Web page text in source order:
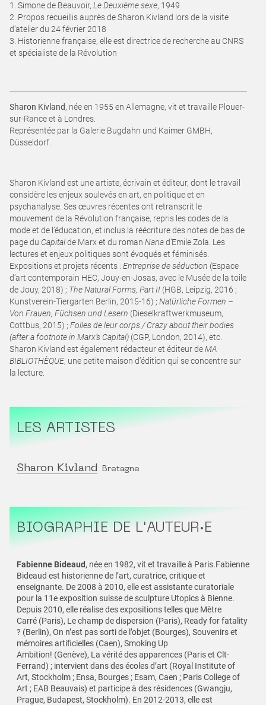
1. Simone de Beauvoir, Le Deuxième sexe, 1949
2. Propos recueillis auprès de Sharon Kivland lors de la visite
d’atelier du 24 février 2018
3. Historienne française, elle est directrice de recherche au CNRS
et spécialiste de la Révolution
Sharon Kivland, née en 1955 en Allemagne, vit et travaille Plouer-
sur-Rance et à Londres.
Représentée par la Galerie Bugdahn und Kaimer GMBH,
Düsseldorf.
Sharon Kivland est une artiste, écrivain et éditeur, dont le travail
considère les enjeux soulevés en art, en politique et en
psychanalyse. Ses œuvres récentes ont retranscrit le
mouvement de la Révolution française, repris les codes de la
mode et de l’éducation, et inclus la réécriture des notes de bas de
page du Capitalde Marx et du roman Nanad’Emile Zola. Les
lectures et enjeux politiques sont évoqués et féminisés.
Expositions et projets récents : Entreprise de séduction (Espace
d’art contemporain HEC, Jouy-en-Josas, avec le Musée de la toile
de Jouy, 2018) ; The Natural Forms, Part II (HGB, Leipzig, 2016 ;
Kunstverein-Tiergarten Berlin, 2015-16) ; Natürliche Formen –
Von Frauen, Füchsen und Lesern (Dieselkraftwerkmuseum,
Cottbus, 2015) ; Folles de leur corps / Crazy about their bodies
(after a footnote in Marx’s Capital) (CGP, London, 2014), etc.
Sharon Kivland est également rédacteur et éditeur deMA
BIBLIOTHÈQUE, une petite maison d’édition qui se concentre sur
la lecture.
LES ARTISTES
Sharon Kivland Bretagne
BIOGRAPHIE DE L'AUTEUR·E
Fabienne Bideaud , née en 1982, vit et travaille à Paris.Fabienne
Bideaud est historienne de l’art, curatrice, critique et
enseignante. De 2008 à 2010, elle est assistante curatoriale
pour la 11e exposition suisse de sculpture Utopics à Bienne.
Depuis 2010, elle réalise des expositions telles que Mètre
Carré (Paris), Le champ de dispersion (Paris), Ready for fatality
? (Berlin), On n’est pas sorti de l’objet (Bourges), Souvenirs et
mémoires artificielles (Caen), Smoking Up
Ambition! (Genève), La vérité des apparences (Paris et Clt-
Ferrand) ; intervient dans des écoles d’art (Royal Institute of
Art, Stockholm ; Ensa, Bourges ; Esam, Caen ; Paris College of
Art ; EAB Beauvais) et participe à des résidences (Gwangju,
Prague, Budapest, Stockholm). En 2012-2013, elle est